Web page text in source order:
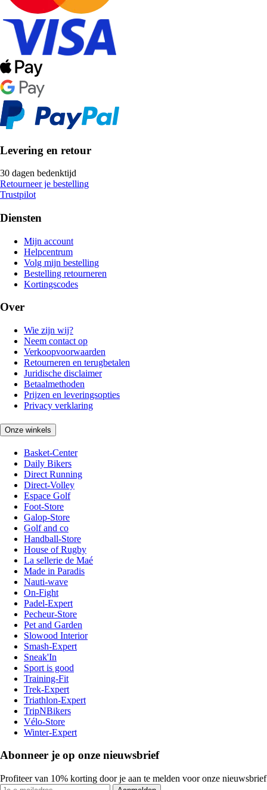
Levering en retour
30 dagen bedenktijd
Retourneer je bestelling
Trustpilot
Diensten
Mijn account
Helpcentrum
Volg mijn bestelling
Bestelling retourneren
Kortingscodes
Over
Wie zijn wij?
Neem contact op
Verkoopvoorwaarden
Retourneren en terugbetalen
Juridische disclaimer
Betaalmethoden
Prijzen en leveringsopties
Privacy verklaring
Onze winkels
Basket-Center
Daily Bikers
Direct Running
Direct-Volley
Espace Golf
Foot-Store
Galop-Store
Golf and co
Handball-Store
House of Rugby
La sellerie de Maé
Made in Paradis
Nauti-wave
On-Fight
Padel-Expert
Pecheur-Store
Pet and Garden
Slowood Interior
Smash-Expert
Sneak'In
Sport is good
Training-Fit
Trek-Expert
Triathlon-Expert
TripNBikers
Vélo-Store
Winter-Expert
Abonneer je op onze nieuwsbrief
Profiteer van 10% korting door je aan te melden voor onze nieuwsbrief